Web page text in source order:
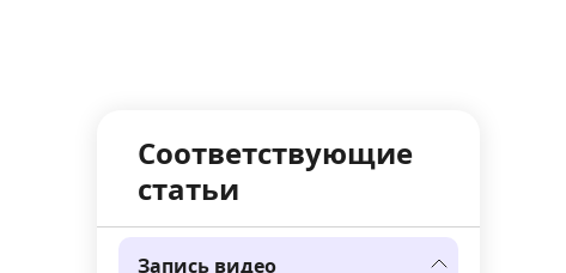
Соответствующие
статьи
Запись видео